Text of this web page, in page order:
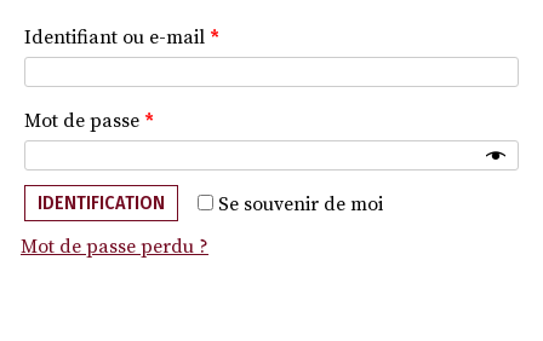
Identifiant ou e-mail *
Mot de passe *
Se souvenir de moi
IDENTIFICATION
Mot de passe perdu ?